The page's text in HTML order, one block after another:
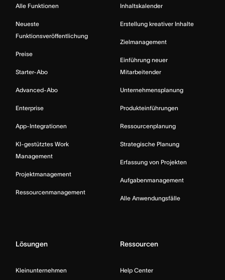
Alle Funktionen
Neueste
Funktionsveröffentlichung
Preise
Starter-Abo
Advanced-Abo
Enterprise
App-Integrationen
KI-gestütztes Work
Management
Projektmanagement
Ressourcenmanagement
Inhaltskalender
Erstellung kreativer Inhalte
Zielmanagement
Einführung neuer
Mitarbeitender
Unternehmensplanung
Produkteinführungen
Ressourcenplanung
Strategische Planung
Erfassung von Projekten
Aufgabenmanagement
Alle Anwendungsfälle
Lösungen
Kleinunternehmen
Ressourcen
Help Center